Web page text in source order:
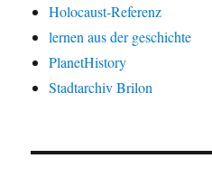
Holocaust-Referenz
lernen aus der geschichte
PlanetHistory
Stadtarchiv Brilon